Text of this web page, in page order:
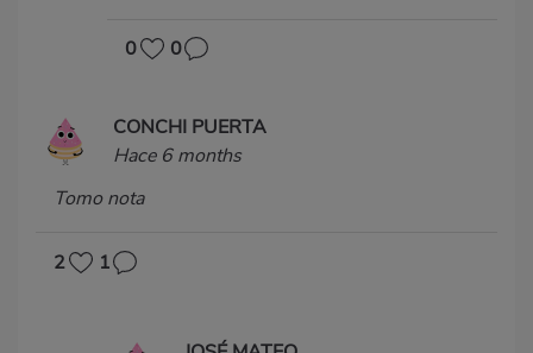
0 0
CONCHI PUERTA
Hace 6 months
Tomo nota
2 1